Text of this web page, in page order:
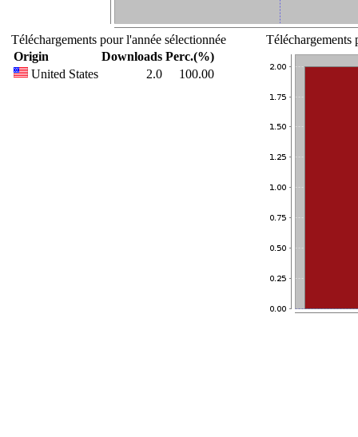
Téléchargements pour l'année sélectionnée
Origin
Downloads Perc.(%)
United States
2.0 100.00
Téléchargements